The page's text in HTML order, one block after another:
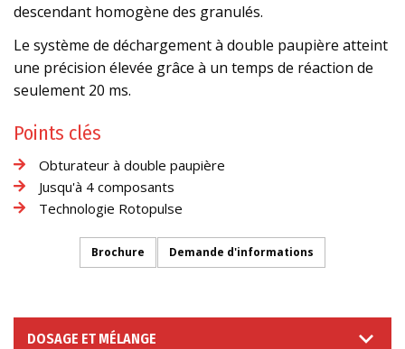
descendant homogène des granulés.
Le système de déchargement à double paupière atteint
une précision élevée grâce à un temps de réaction de
seulement 20 ms.
Points clés
Obturateur à double paupière
Jusqu'à 4 composants
Technologie Rotopulse
Brochure Demande d'informations
DOSAGE ET MÉLANGE